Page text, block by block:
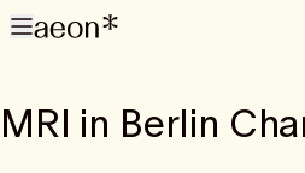
MRI in Berlin